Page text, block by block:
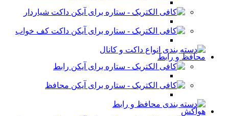
داکت شیاردار
داکت کف خواب
محافظ و رابط
رابط
محافظ
هواکش